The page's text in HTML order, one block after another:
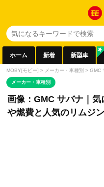
ホーム 新着 新型車
MOBY[モビー] > メーカー・車種別 > GMC
メーカー・車種別
画像：GMC サバナ｜
や燃費と人気のリムジ